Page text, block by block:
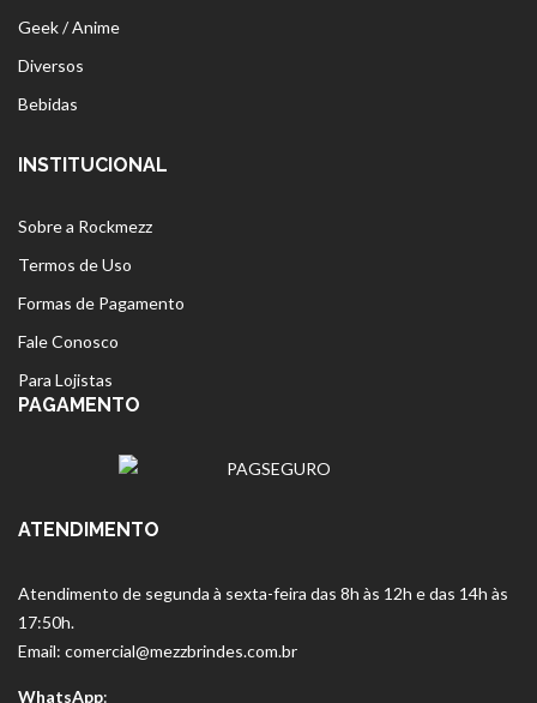
Geek / Anime
Diversos
Bebidas
INSTITUCIONAL
Sobre a Rockmezz
Termos de Uso
Formas de Pagamento
Fale Conosco
Para Lojistas
PAGAMENTO
ATENDIMENTO
Atendimento de segunda à sexta-feira das 8h às 12h e das 14h às
17:50h.
Email: comercial@mezzbrindes.com.br
WhatsApp: